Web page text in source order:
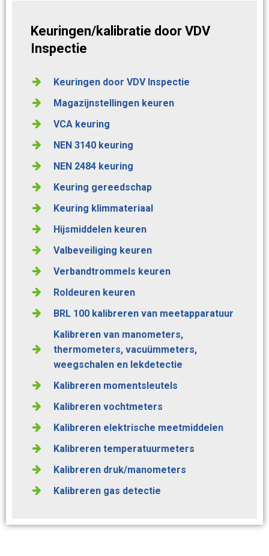
Keuringen/kalibratie door VDV
Inspectie
Keuringen door VDV Inspectie
Magazijnstellingen keuren
VCA keuring
NEN 3140 keuring
NEN 2484 keuring
Keuring gereedschap
Keuring klimmateriaal
Hijsmiddelen keuren
Valbeveiliging keuren
Verbandtrommels keuren
Roldeuren keuren
BRL 100 kalibreren van meetapparatuur
Kalibreren van manometers,
thermometers, vacuümmeters,
weegschalen en lekdetectie
Kalibreren momentsleutels
Kalibreren vochtmeters
Kalibreren elektrische meetmiddelen
Kalibreren temperatuurmeters
Kalibreren druk/manometers
Kalibreren gas detectie